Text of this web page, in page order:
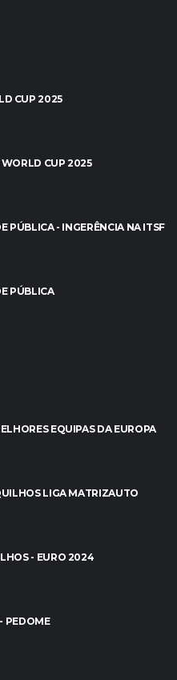
CUP 2025
CUP 2025
PÚBLICA - INGERÊNCIA NA ITSF
PÚBLICA
EQUIPAS DA EUROPA
LIGA MATRIZAUTO
- EURO 2024
PEDOME